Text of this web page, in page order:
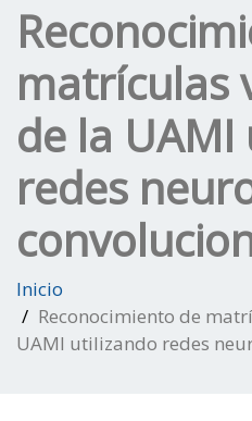
matrículas
de la
redes
Inicio
Reconocimiento de
UAMI utilizando redes